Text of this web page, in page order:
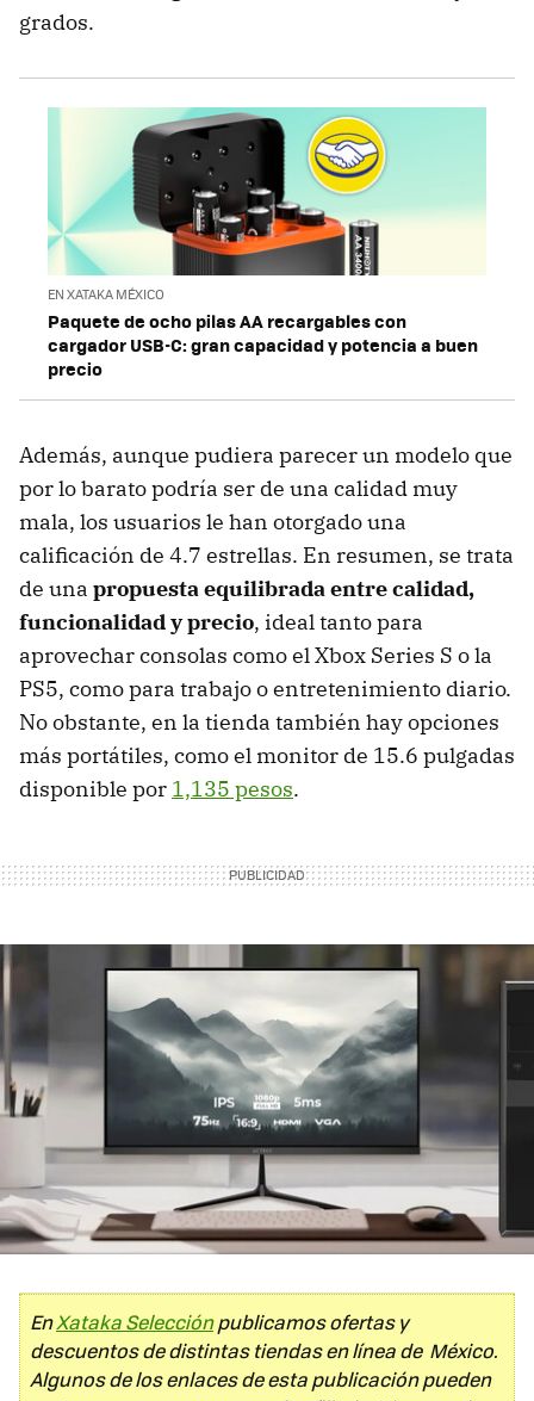
grados.
EN XATAKA MÉXICO
Paquete de ocho pilas AA recargables con
cargador USB-C: gran capacidad y potencia a buen
precio
Además, aunque pudiera parecer un modelo que
por lo barato podría ser de una calidad muy
mala, los usuarios le han otorgado una
calificación de 4.7 estrellas. En resumen, se trata
de una propuesta equilibrada entre calidad,
funcionalidad y precio, ideal tanto para
aprovechar consolas como el Xbox Series S o la
PS5, como para trabajo o entretenimiento diario.
No obstante, en la tienda también hay opciones
más portátiles, como el monitor de 15.6 pulgadas
disponible por 1,135 pesos.
EnXataka Selecciónpublicamos ofertas y
descuentos de distintas tiendas en línea de México.
Algunos de los enlaces de esta publicación pueden